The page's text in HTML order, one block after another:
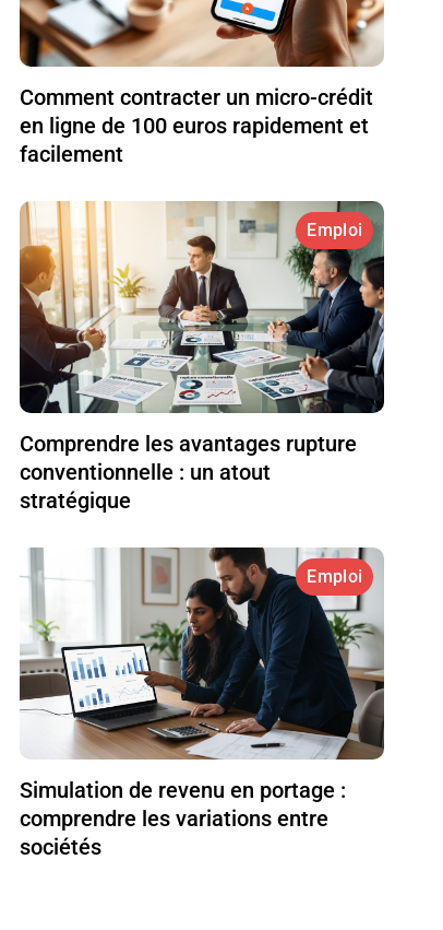
Comment contracter un micro-crédit
en ligne de 100 euros rapidement et
facilement
Emploi
Comprendre les avantages rupture
conventionnelle : un atout
stratégique
Emploi
Simulation de revenu en portage :
comprendre les variations entre
sociétés